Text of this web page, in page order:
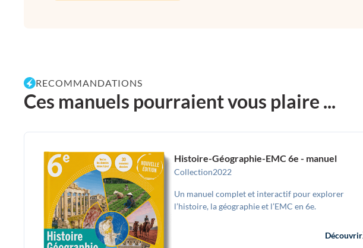
RECOMMANDATIONS
Ces manuels pourraient vous plaire ...
Histoire-Géographie-EMC 6e - manuel
Collection2022
Un manuel complet et interactif pour explorer
l’histoire, la géographie et l’EMC en 6e.
Découvrir